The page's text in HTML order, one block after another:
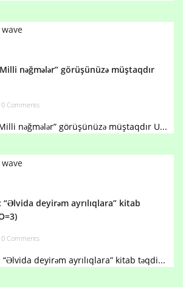
nəğmələr” görüşünüzə müştaqdır
0 Comments
nəğmələr” görüşünüzə müştaqdır U...
“Əlvida deyirəm ayrılıqlara” kitab
0 Comments
deyirəm ayrılıqlara” kitab təqdi...